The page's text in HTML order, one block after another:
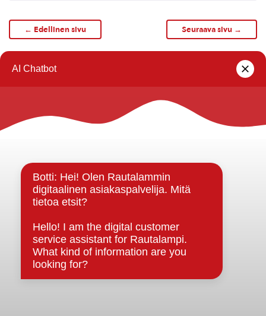
← Edellinen sivu Seuraava sivu →
Rautalammin kunta
Strategiat, ohjelmat, ohjeet, suunnitelmat, säännöt ja
sopimukset
Asiakirjajulkisuuskuvaus
Evästeet
Saavutettavuusseloste
Tietosuoja
Tietosuojaselosteet